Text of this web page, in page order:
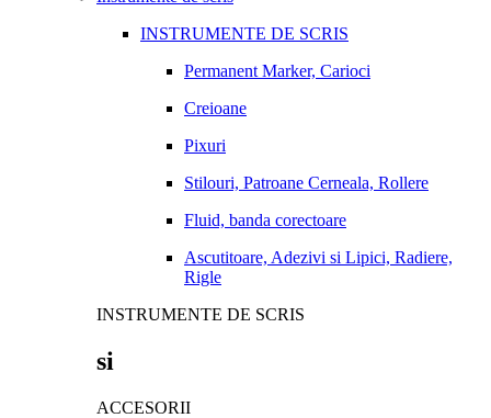
INSTRUMENTE DE SCRIS
Permanent Marker, Carioci
Creioane
Pixuri
Stilouri, Patroane Cerneala, Rollere
Fluid, banda corectoare
Ascutitoare, Adezivi si Lipici, Radiere,
Rigle
INSTRUMENTE DE SCRIS
si
ACCESORII